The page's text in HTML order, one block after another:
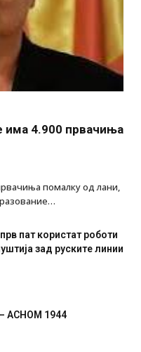
има 4.900 првачиња
помалку од лани,
пат користат роботи
зад руските линии
АСНОМ 1944